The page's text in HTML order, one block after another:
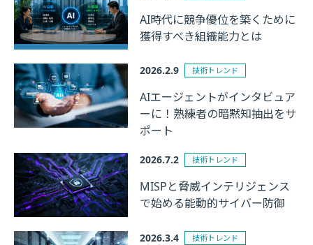
AI時代に競争優位を築くために
獲得すべき組織能力とは
2026.2.9 技術トレンド
AIエージェントがインタビュア
ーに！熟練者の暗黙知抽出をサ
ポート
2026.7.2 技術トレンド
MISPと脅威インテリジェンス
で始める能動的サイバー防御
2026.3.4 技術トレンド